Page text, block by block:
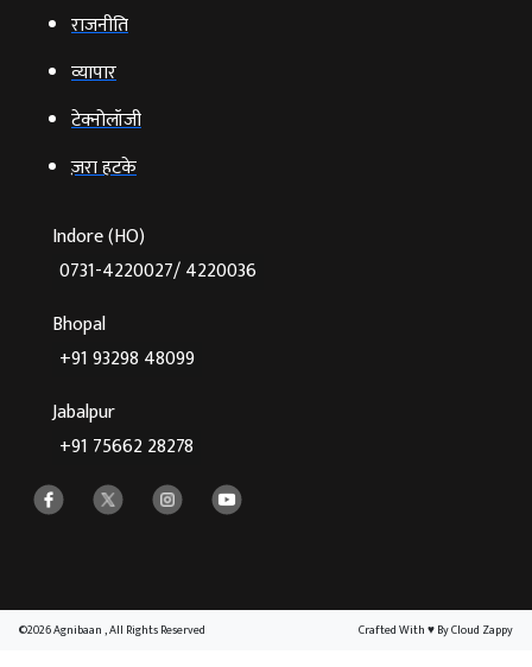
राजनीति
व्‍यापार
टेक्‍नोलॉजी
ज़रा हटके
Indore (HO)
0731-4220027/ 4220036
Bhopal
+91 93298 48099
Jabalpur
+91 75662 28278
©2026 Agnibaan , All Rights Reserved Crafted With♥By Cloud Zappy